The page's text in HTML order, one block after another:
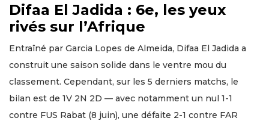
Difaa El Jadida : 6e, les yeux
rivés sur l’Afrique
Entraîné par Garcia Lopes de Almeida, Difaa El Jadida a
construit une saison solide dans le ventre mou du
classement. Cependant, sur les 5 derniers matchs, le
bilan est de 1V 2N 2D — avec notamment un nul 1-1
contre FUS Rabat (8 juin), une défaite 2-1 contre FAR